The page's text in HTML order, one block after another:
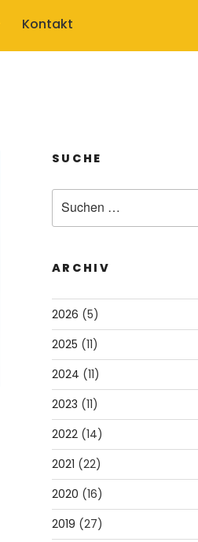
Kontakt
SUCHE
nach:
ARCHIV
2026 (5)
2025 (11)
2024 (11)
2023 (11)
2022(14)
2021 (22)
2020 (16)
2019 (27)